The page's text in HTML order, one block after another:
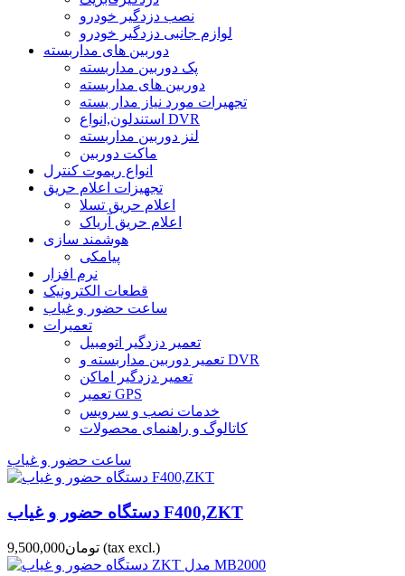
نصب دزدگیر خودرو
لوازم جانبی دزدگیر خودرو
دوربین های مداربسته
پک دوربین مداربسته
دوربین های مداربسته
تجهیرات مورد نیاز مدار بسته
استندلون,انواع DVR
لنز دوربین مداربسته
ماکت دوربین
انواع ریموت کنترل
تجهیزات اعلام حریق
اعلام حریق تسلا
اعلام حریق آریاک
هوشمند سازی
پیامکی
نرم افزار
قطعات الکترونیک
ساعت حضور و غیاب
تعمیرات
تعمیر دزدگیر اتومبیل
تعمیر دوربین مداربسته و DVR
تعمیر دزدگیر اماکن
تعمیر GPS
خدمات نصب و سرویس
کاتالوگ و راهنمای محصولات
ساعت حضور و غیاب
دستگاه حضور و غیاب F400,ZKT
تومان9,500,000 (tax excl.)